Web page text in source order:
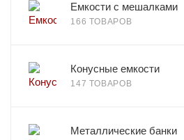
Емкости с мешалками
166 ТОВАРОВ
Конусные емкости
147 ТОВАРОВ
Металлические банки